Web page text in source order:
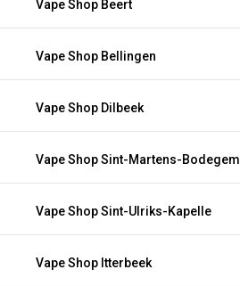
Vape Shop Beert
Vape Shop Bellingen
Vape Shop Dilbeek
Vape Shop Sint-Martens-Bodegem
Vape Shop Sint-Ulriks-Kapelle
Vape Shop Itterbeek